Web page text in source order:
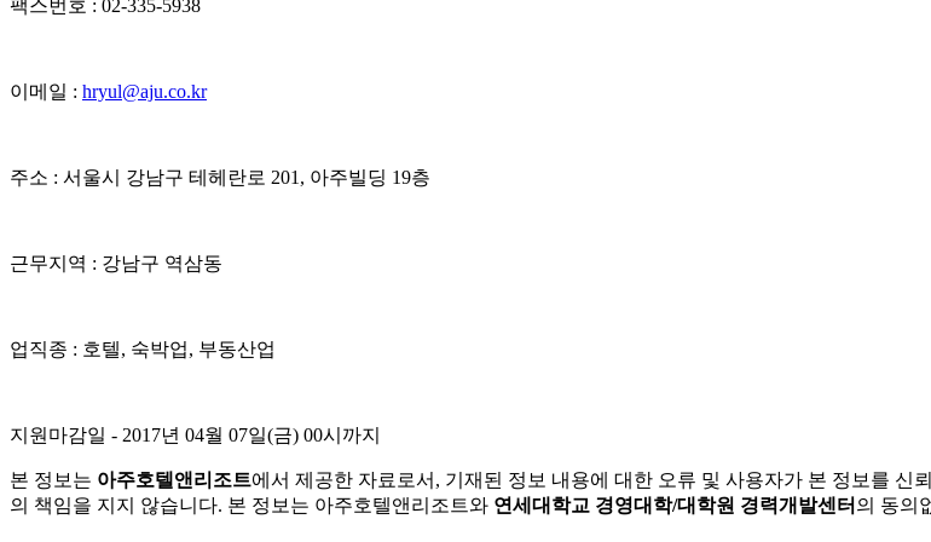
팩스번호 : 02-335-5938
이메일 : hryul@aju.co.kr
주소 : 서울시 강남구 테헤란로 201, 아주빌딩 19층
근무지역 : 강남구 역삼동
업직종 : 호텔, 숙박업, 부동산업
지원마감일 - 2017년 04월 07일(금) 00시까지
본 정보는 아주호텔앤리조트에서 제공한 자료로서, 기재된 정보 내용에 대한 오류 및 사용자가 본 정보를 신
의 책임을 지지 않습니다. 본 정보는 아주호텔앤리조트와 연세대학교 경영대학/대학원 경력개발센터 의 동의